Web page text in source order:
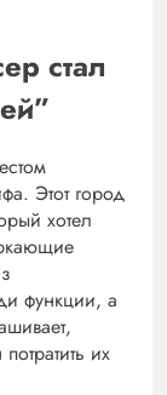
стал
Этот город
хотел
функции, а
их